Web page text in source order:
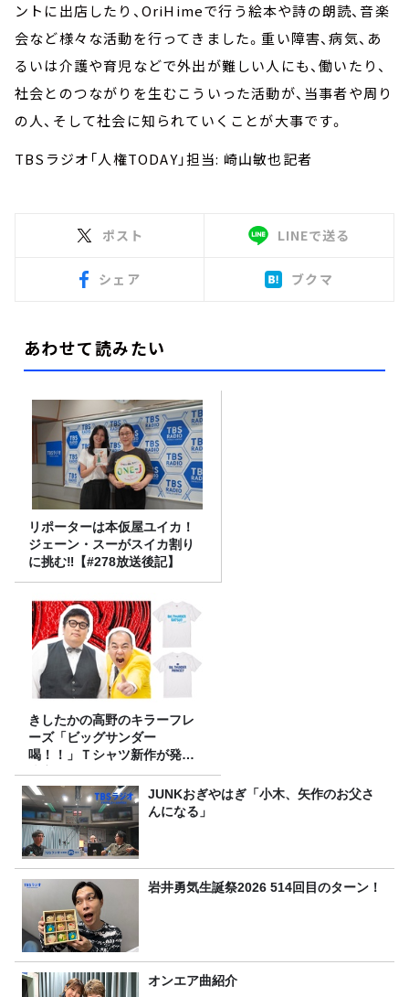
ントに出店したり、OriHimeで行う絵本や詩の朗読、音楽
会など様々な活動を行ってきました。重い障害、病気、あ
るいは介護や育児などで外出が難しい人にも、働いたり、
社会とのつながりを生むこういった活動が、当事者や周り
の人、そして社会に知られていくことが大事です。
TBSラジオ「人権TODAY」担当: 崎山敏也記者
ポスト LINEで送る
シェア ブクマ
あわせて読みたい
リポーターは本仮屋ユイカ！
ジェーン・スーがスイカ割り
に挑む‼【#278放送後記】
きしたかの高野のキラーフレ
ーズ「ビッグサンダー
喝！！」Ｔシャツ新作が発売
決定！
JUNKおぎやはぎ「小木、矢作のお父さ
んになる」
岩井勇気生誕祭2026 514回目のターン！
オンエア曲紹介